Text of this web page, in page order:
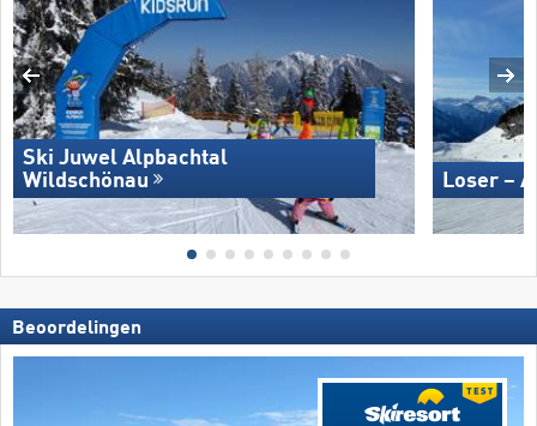
Ski Juwel Alpbachtal
Wildschönau
Loser –
Beoordelingen